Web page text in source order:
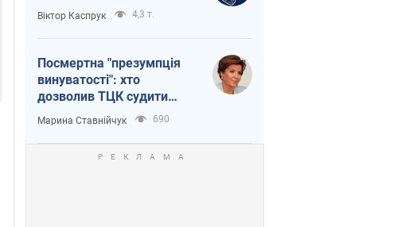
Віктор Каспрук 4,3 т.
Посмертна "презумпція
винуватості": хто
дозволив ТЦК судити
загиблих захисників
Марина Ставнійчук 690